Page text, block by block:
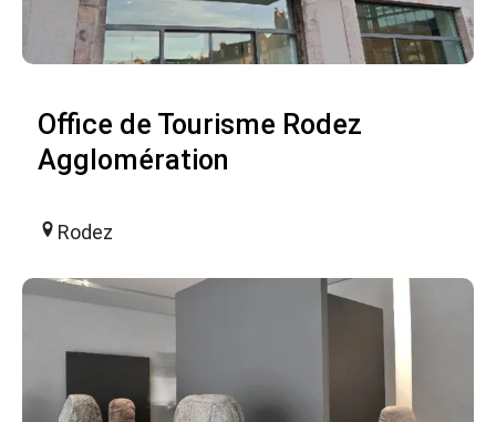
Office de Tourisme Rodez
Agglomération
Rodez